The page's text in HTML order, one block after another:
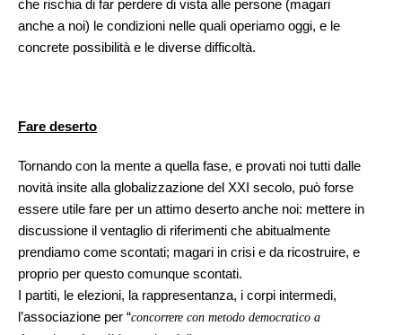
che rischia di far perdere di vista alle persone (magari
anche a noi) le condizioni nelle quali operiamo oggi, e le
concrete possibilità e le diverse difficoltà.
Fare deserto
Tornando con la mente a quella fase, e provati noi tutti dalle
novità insite alla globalizzazione del XXI secolo, può forse
essere utile fare per un attimo deserto anche noi: mettere in
discussione il ventaglio di riferimenti che abitualmente
prendiamo come scontati; magari in crisi e da ricostruire, e
proprio per questo comunque scontati.
I partiti, le elezioni, la rappresentanza, i corpi intermedi,
l’associazione per “concorrere con metodo democratico a